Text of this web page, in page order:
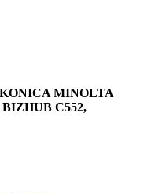
KONICA MINOLTA
C552,